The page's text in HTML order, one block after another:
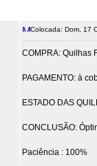
Colocada: Dom, 17
COMPRA: Quilhas
PAGAMENTO: à
ESTADO DAS
CONCLUSÃO:
Paciência : 100%